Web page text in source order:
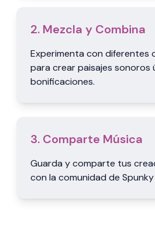
2. Mezcla y Combina
Experimenta con diferentes
para crear paisajes sonoros
bonificaciones.
3. Comparte Música
Guarda y comparte tus
con la comunidad de Spunky